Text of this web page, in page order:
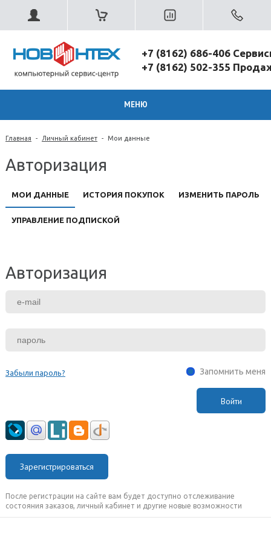
+7 (8162) 686-406
+7 (8162) 502-355
МЕНЮ
Главная - Личный кабинет - Мои данные
Авторизация
МОИ ДАННЫЕ ИСТОРИЯ ПОКУПОК ИЗМЕНИТЬ ПАРОЛЬ
УПРАВЛЕНИЕ ПОДПИСКОЙ
Авторизация
Забыли пароль? Запомнить меня
Зарегистрироваться
После регистрации на сайте вам будет доступно отслеживание
состояния заказов, личный кабинет и другие новые возможности